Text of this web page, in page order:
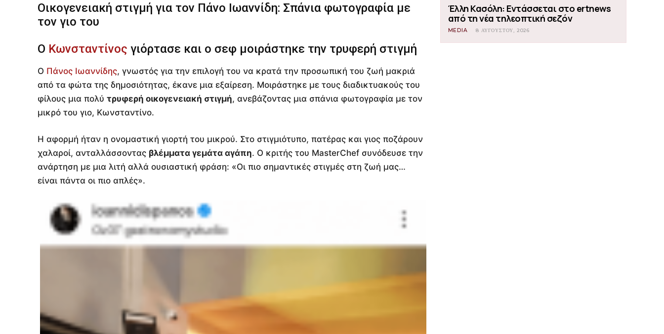
Οικογενειακή στιγμή για τον Πάνο Ιωαννίδη: Σπάνια φωτογραφία με
τον γιο του
Ο Κωνσταντίνος γιόρτασε και ο σεφ μοιράστηκε την τρυφερή στιγμή
Ο Πάνος Ιωαννίδης, γνωστός για την επιλογή του να κρατά την προσωπική του ζωή μακριά
από τα φώτα της δημοσιότητας, έκανε μια εξαίρεση. Μοιράστηκε με τους διαδικτυακούς του
φίλους μια πολύ τρυφερή οικογενειακή στιγμή, ανεβάζοντας μια σπάνια φωτογραφία με τον
μικρό του γιο, Κωνσταντίνο.
Η αφορμή ήταν η ονομαστική γιορτή του μικρού. Στο στιγμιότυπο, πατέρας και γιος ποζάρουν
χαλαροί, ανταλλάσσοντας βλέμματα γεμάτα αγάπη. Ο κριτής του MasterChef συνόδευσε την
ανάρτηση με μια λιτή αλλά ουσιαστική φράση: «Οι πιο σημαντικές στιγμές στη ζωή μας…
είναι πάντα οι πιο απλές».
Έλλη Κασόλη: Εντάσσεται στο ertnews
από τη νέα τηλεοπτική σεζόν
MEDIA 8 ΑΥΓΟΎΣΤΟΥ, 2026